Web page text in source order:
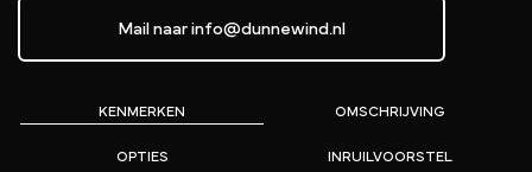
KENMERKEN OMSCHRIJVING
OPTIES INRUILVOORSTEL
Mail naar info@dunnewind.nl